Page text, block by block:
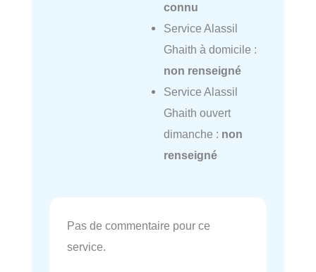
connu
Service Alassil
Ghaith à domicile :
non renseigné
Service Alassil
Ghaith ouvert
dimanche : non
renseigné
Pas de commentaire pour ce
service.